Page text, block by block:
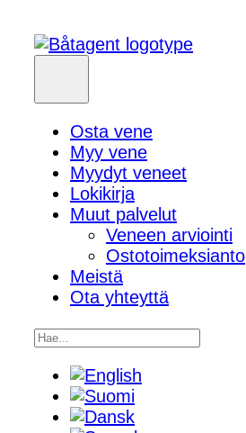
Osta vene
Myy vene
Myydyt veneet
Lokikirja
Muut palvelut
Veneen arviointi
Ostotoimeksianto
Meistä
Ota yhteyttä